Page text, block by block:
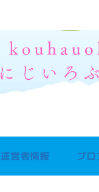
運営者情報 プロ